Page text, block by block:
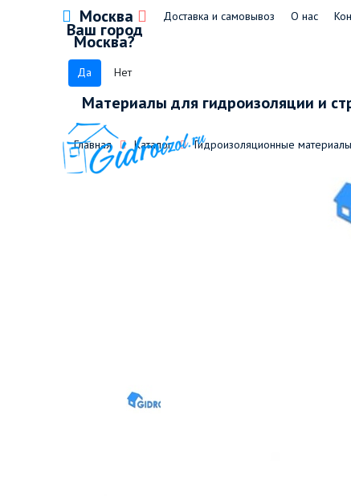
Москва
Ваш город
Москва?
Да Нет
Доставка и самовывоз О нас
Материалы для гидроизоляции и
Главная Каталог Гидроизоляционные